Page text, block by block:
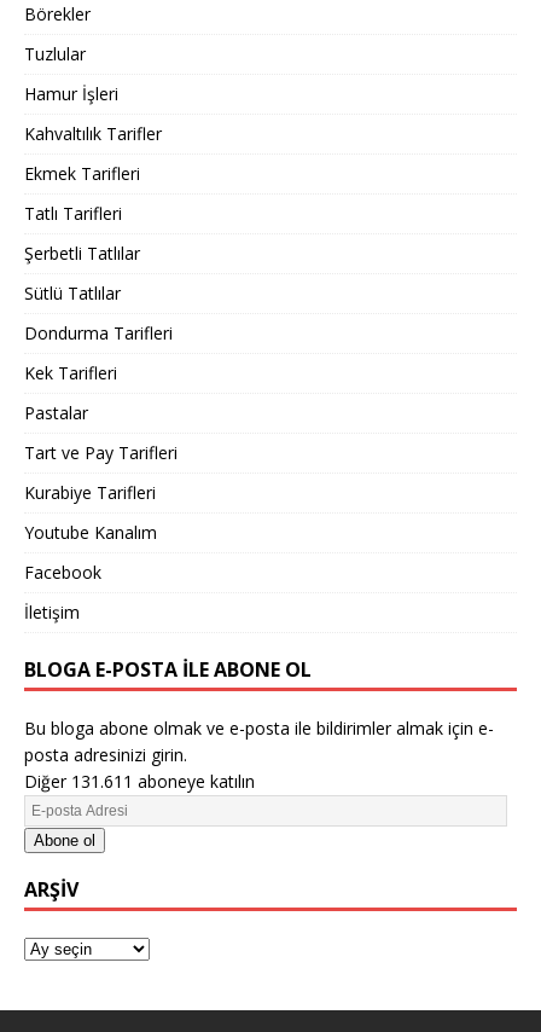
Börekler
Tuzlular
Hamur İşleri
Kahvaltılık Tarifler
Ekmek Tarifleri
Tatlı Tarifleri
Şerbetli Tatlılar
Sütlü Tatlılar
Dondurma Tarifleri
Kek Tarifleri
Pastalar
Tart ve Pay Tarifleri
Kurabiye Tarifleri
Youtube Kanalım
Facebook
İletişim
BLOGA E-POSTA ILE ABONE OL
Bu bloga abone olmak ve e-posta ile bildirimler almak için e-
posta adresinizi girin.
Diğer 131.611 aboneye katılın
Abone ol
ARŞIV